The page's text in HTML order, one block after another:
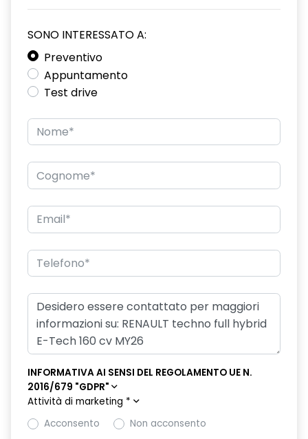
SONO INTERESSATO A:
Preventivo
Appuntamento
Test drive
INFORMATIVA AI SENSI DEL REGOLAMENTO UE N.
2016/679 "GDPR"
Attività di marketing *
Acconsento
Non acconsento